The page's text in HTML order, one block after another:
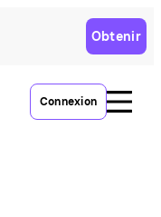
Obtenir
Connexion